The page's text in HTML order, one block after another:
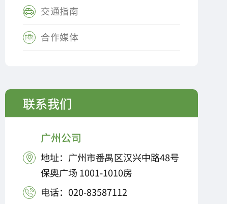
 交通指南
 合作媒体
联系我们
广州公司
 地址：广州市番禺区汉兴中路48号
保奥广场 1001-1010房
 电话：020-83587112